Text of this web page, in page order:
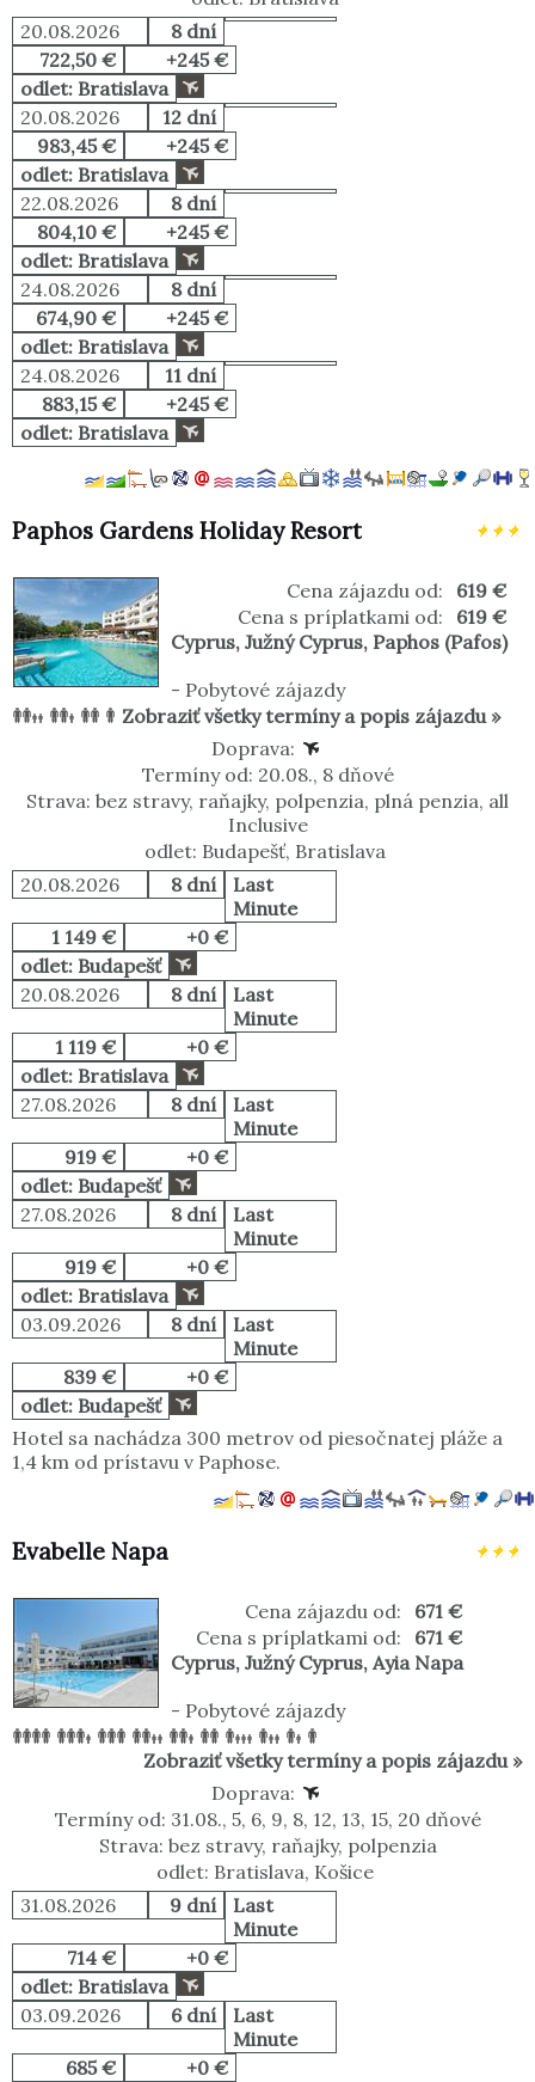
20.08.2026
8 dní
722,50 €
+245 €
odlet: Bratislava
20.08.2026
12 dní
983,45 €
+245 €
odlet: Bratislava
22.08.2026
8 dní
804,10 €
+245 €
odlet: Bratislava
24.08.2026
8 dní
674,90 €
+245 €
odlet: Bratislava
24.08.2026
11 dní
883,15 €
+245 €
odlet: Bratislava
Paphos Gardens Holiday Resort
Cena zájazdu od:
619 €
Cena s príplatkami od:
619 €
Cyprus, Južný Cyprus, Paphos (Pafos)
- Pobytové zájazdy
Zobraziť všetky termíny a popis zájazdu »
Doprava:
Termíny od: 20.08., 8 dňové
Strava: bez stravy, raňajky, polpenzia, plná penzia, all
Inclusive
odlet: Budapešť, Bratislava
20.08.2026
8 dní
Last
Minute
1 149 €
+0 €
odlet: Budapešť
20.08.2026
8 dní
Last
Minute
1 119 €
+0 €
odlet: Bratislava
27.08.2026
8 dní
Last
Minute
919 €
+0 €
odlet: Budapešť
27.08.2026
8 dní
Last
Minute
919 €
+0 €
odlet: Bratislava
03.09.2026
8 dní
Last
Minute
839 €
+0 €
odlet: Budapešť
Hotel sa nachádza 300 metrov od piesočnatej pláže a
1,4 km od prístavu v Paphose.
Evabelle Napa
Cena zájazdu od:
671 €
Cena s príplatkami od:
671 €
Cyprus, Južný Cyprus, Ayia Napa
- Pobytové zájazdy
Zobraziť všetky termíny a popis zájazdu »
Doprava:
Termíny od: 31.08., 5, 6, 9, 8, 12, 13, 15, 20 dňové
Strava: bez stravy, raňajky, polpenzia
odlet: Bratislava, Košice
31.08.2026
9 dní
Last
Minute
714 €
+0 €
odlet: Bratislava
03.09.2026
6 dní
Last
Minute
685 €
+0 €